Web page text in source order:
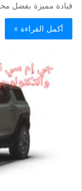
قيادة مميزة بفضل
أكمل القراءة »